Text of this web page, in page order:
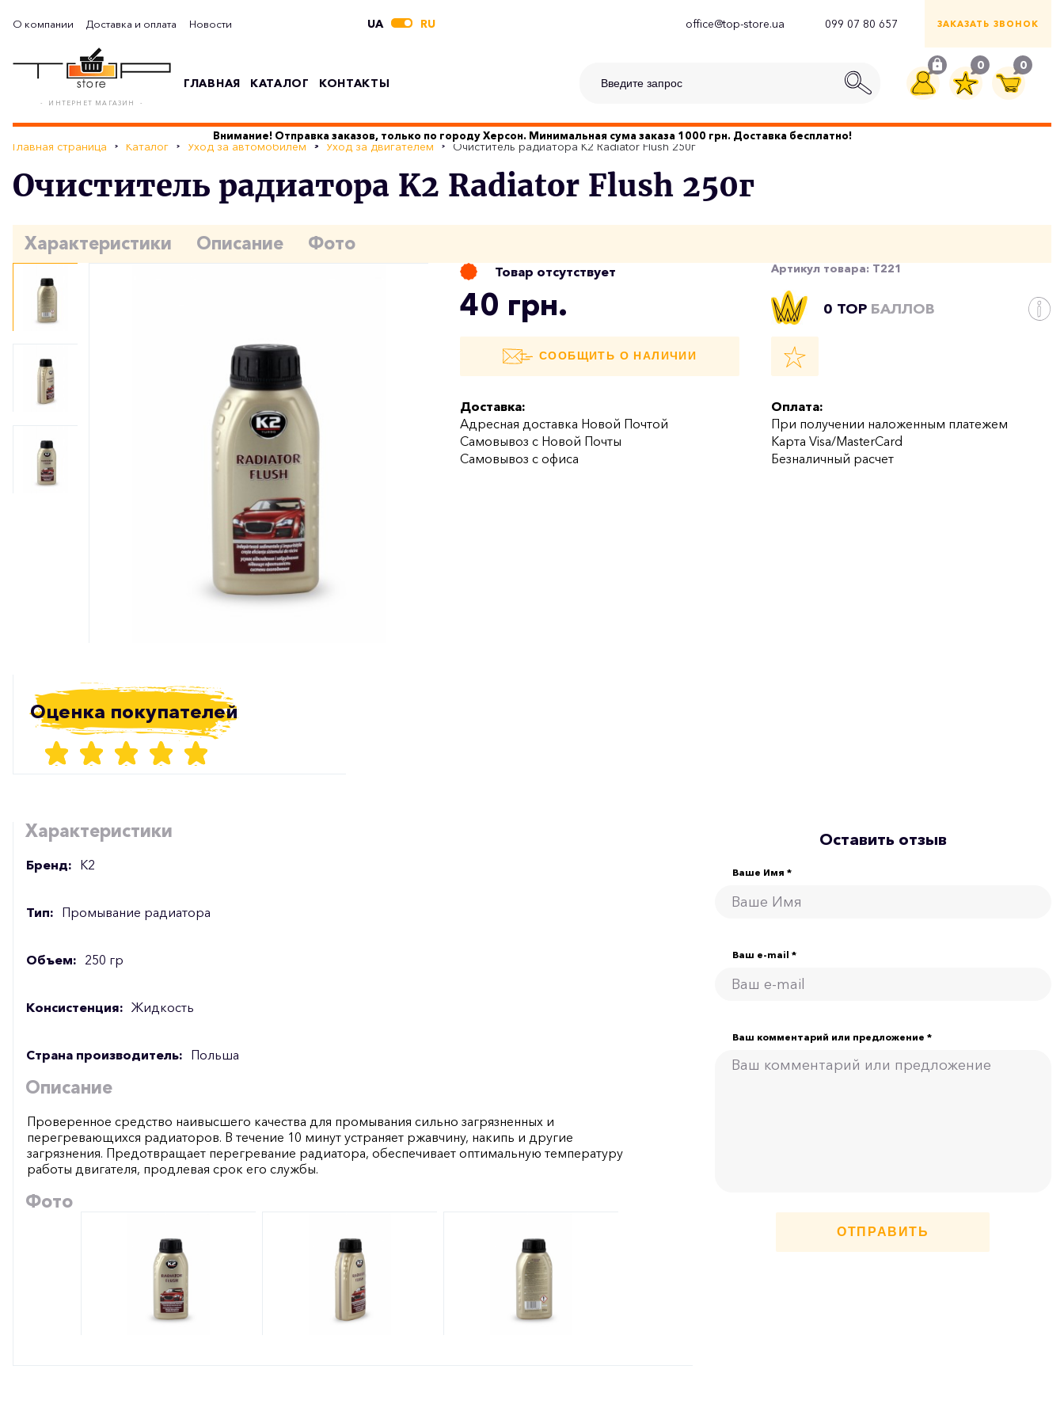
О компании Доставка и оплата Новости UA RU office@top-store.ua 099 07 80 657 ЗАКАЗАТЬ ЗВОНОК
- ИНТЕРНЕТ МАГАЗИН -
ГЛАВНАЯ КАТАЛОГ КОНТАКТЫ
0 0
Внимание! Отправка заказов, только по городу Херсон. Минимальная сума заказа 1000 грн. Доставка бесплатно!
Главная страница Каталог Уход за автомобилем Уход за двигателем Очиститель радиатора K2 Radiator Flush 250г
Очиститель радиатора K2 Radiator Flush 250г
Характеристики Описание Фото
Товар отсутствует Артикул товара: T221
40 грн. 0 TOP БАЛЛОВ
СООБЩИТЬ О НАЛИЧИИ
Доставка:
Адресная доставка Новой Почтой
Самовывоз с Новой Почты
Самовывоз с офиса
Оплата:
При получении наложенным платежем
Карта Visa/MasterCard
Безналичный расчет
Оценка покупателей
Характеристики
Бренд: К2
Тип: Промывание радиатора
Объем: 250 гр
Консистенция: Жидкость
Страна производитель: Польша
Описание
Проверенное средство наивысшего качества для промывания сильно загрязненных и
перегревающихся радиаторов. В течение 10 минут устраняет ржавчину, накипь и другие
загрязнения. Предотвращает перегревание радиатора, обеспечивает оптимальную температуру
работы двигателя, продлевая срок его службы.
Фото
Оставить отзыв
Ваше Имя *
Ваш e-mail *
Ваш комментарий или предложение *
ОТПРАВИТЬ